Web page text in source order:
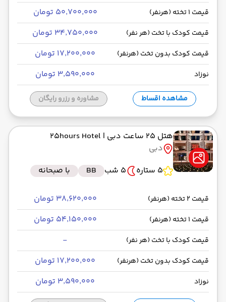
قیمت 1 تخته (هرنفر) ۵۰٬۷۰۰٬۰۰۰ تومان
قیمت کودک با تخت (هر نفر) ۳۴٬۷۵۰٬۰۰۰ تومان
قیمت کودک بدون تخت (هرنفر) ۱۷٬۲۰۰٬۰۰۰ تومان
نوزاد ۳٬۵۹۰٬۰۰۰ تومان
مشاهده اقساط مشاوره و رزرو رایگان
هتل 25 ساعت دبی
| 25hours Hotel
دبی
5 ستاره
5 شب BB با صبحانه
قیمت 2 تخته (هرنفر) ۳۸٬۶۲۰٬۰۰۰ تومان
قیمت 1 تخته (هرنفر) ۵۴٬۱۵۰٬۰۰۰ تومان
قیمت کودک با تخت (هر نفر) -
قیمت کودک بدون تخت (هرنفر) ۱۷٬۲۰۰٬۰۰۰ تومان
نوزاد ۳٬۵۹۰٬۰۰۰ تومان